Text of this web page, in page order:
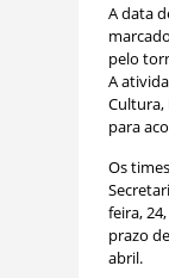
A data
pelo
A
Cultura,
para
Os
feira,
prazo
abril.